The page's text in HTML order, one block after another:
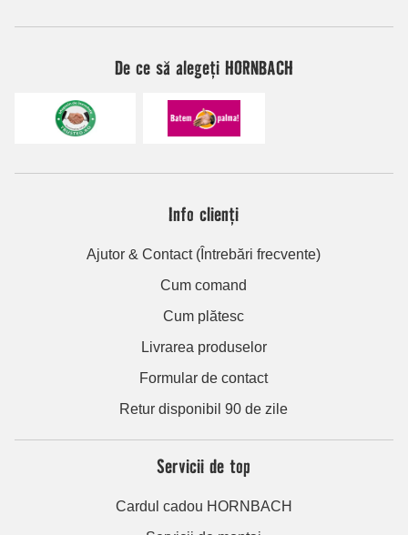
De ce să alegeți HORNBACH
Info clienți
Ajutor & Contact (Întrebări frecvente)
Cum comand
Cum plătesc
Livrarea produselor
Formular de contact
Retur disponibil 90 de zile
Servicii de top
Cardul cadou HORNBACH